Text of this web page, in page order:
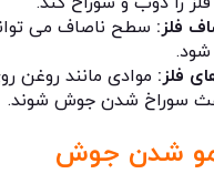
فلز: سطح ناصاف می
فلز: موادی مانند روغن
سوراخ شدن جوش شوند.
شدن جوش